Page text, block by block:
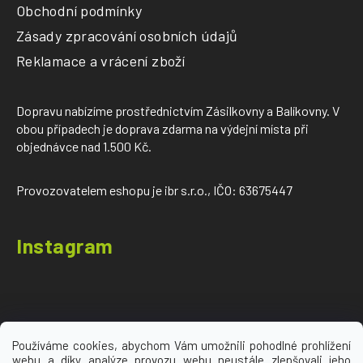
Používáme cookies, abychom Vám umožnili pohodlné prohlížení
webu a díky analýze provozu webu neustále zlepšovali jeho
Obchodní podmínky
Zásady zpracování osobních údajů
Reklamace a vrácení zboží
Dopravu nabízíme prostřednictvím Zásilkovny a Balíkovny. V
obou případech je doprava zdarma na výdejní místa při
objednávce nad 1.500 Kč.
Provozovatelem eshopu je ibr s.r.o., IČO: 63675447
Instagram